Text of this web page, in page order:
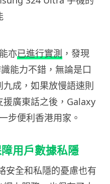
亦已進行實測 ，發現
能力不錯，無論是口
成，如果放慢語速則
廣東話之後，Galaxy
步便利香港用家。
用戶數據私隱
安全和私隱的憂慮也有